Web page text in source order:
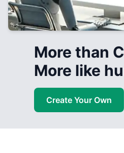
More than
More like
Create Your Own